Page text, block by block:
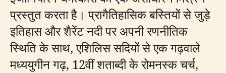
प्रस्तुत करता है। प्रागैतिहासिक बस्तियों से जुड़े
इतिहास और शैरेंट नदी पर अपनी रणनीतिक
स्थिति के साथ, एशिलिस सदियों से एक गढ़वाले
मध्ययुगीन गढ़, 12वीं शताब्दी के रोमनस्क चर्च,